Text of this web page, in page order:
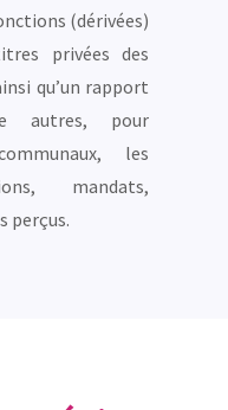
(dérivées)
privées des
qu’un rapport
autres, pour
les
mandats,
perçus.